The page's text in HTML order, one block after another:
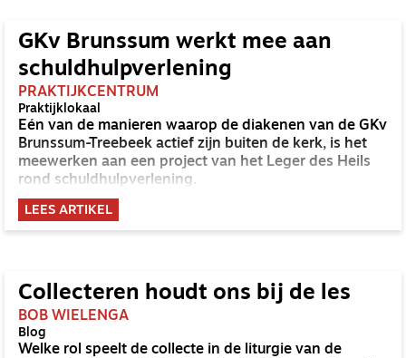
GKv Brunssum werkt mee aan
schuldhulpverlening
PRAKTIJKCENTRUM
Praktijklokaal
Eén van de manieren waarop de diakenen van de GKv
Brunssum-Treebeek actief zijn buiten de kerk, is het
meewerken aan een project van het Leger des Heils
rond schuldhulpverlening.
LEES ARTIKEL
Collecteren houdt ons bij de les
BOB WIELENGA
Blog
Welke rol speelt de collecte in de liturgie van de